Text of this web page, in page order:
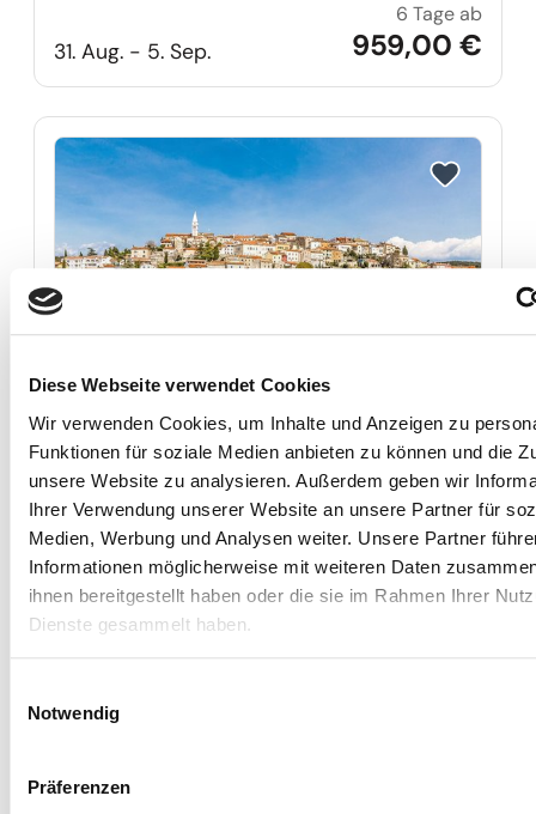
Diese Webseite verwendet Cookies
Wir verwenden Cookies, um Inhalte und Anzeigen zu
Funktionen für soziale Medien anbieten zu können und die
unsere Website zu analysieren. Außerdem geben wir
Ihrer Verwendung unserer Website an unsere Partner für
Medien, Werbung und Analysen weiter. Unsere Partner
Informationen möglicherweise mit weiteren Daten
ihnen bereitgestellt haben oder die sie im Rahmen Ihrer
Dienste gesammelt haben.
Notwendig
Präferenzen
31. Aug. - 5. Sep.
6 Tage ab
959,00 €
Reise auf
Die Kroatische Toskana
… in den romantischen Fischerort Vrsar bei
Rovinj
10 Tage ab